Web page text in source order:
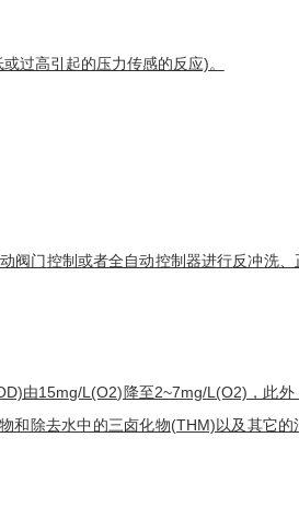
过高引起的压力传感的反应)。
阀门控制或者全自动控制器进行反冲洗、
由15mg/L(O2)降至2~7mg/L(O2)，此外
和除去水中的三卤化物(THM)以及其它的